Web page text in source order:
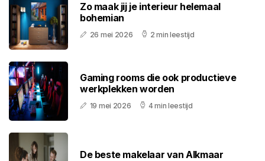
Zo maak jij je interieur helemaal
bohemian
26 mei 2026 2 min leestijd
Gaming rooms die ook productieve
werkplekken worden
19 mei 2026 4 min leestijd
De beste makelaar van Alkmaar